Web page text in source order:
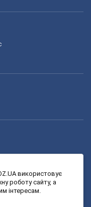
використовує
роботу сайту, а
інтересам.